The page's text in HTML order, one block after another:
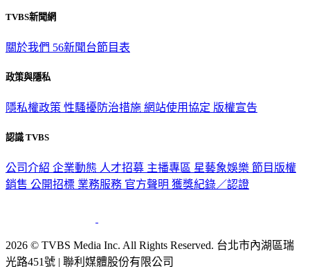
公司介紹企業動態人才招募主播專區星藝象娛樂
2026 © TVBS Media Inc. All Rights Reserved. 台北市內湖區瑞